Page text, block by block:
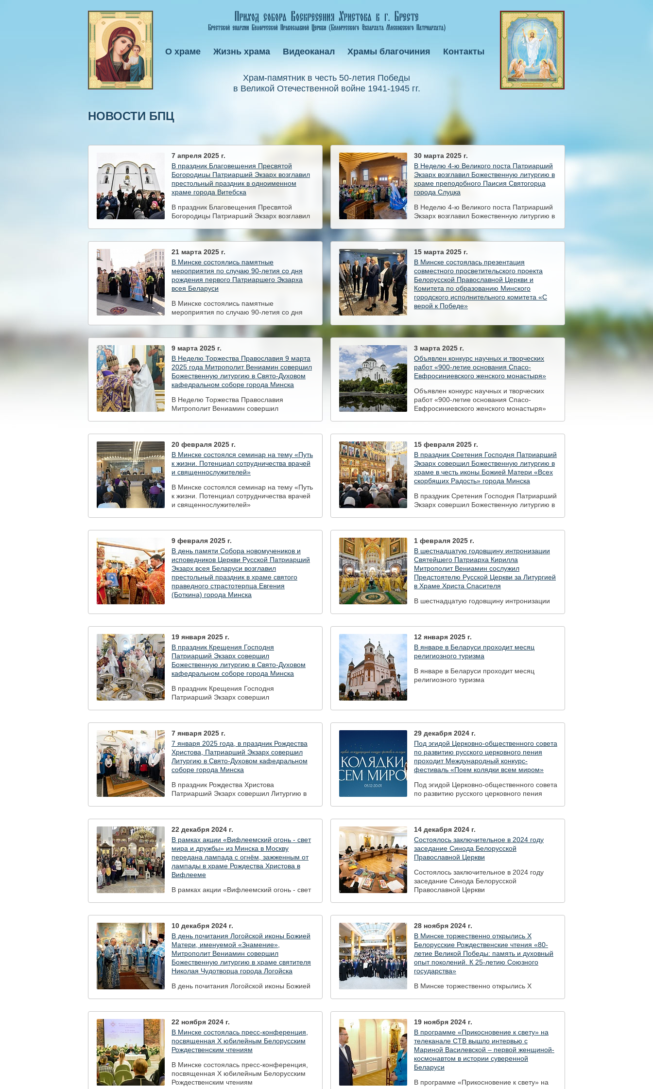
Xрам-памятник в честь 50-летия Победы
в Великой Отечественной войне 1941-1945 гг.
О храме Жизнь храма Видеоканал Храмы благочиния Контакты
НОВОСТИ БПЦ
7 апреля 2025 г.
В праздник Благовещения Пресвятой
Богородицы Патриарший Экзарх возглавил
престольный праздник в одноименном
храме города Витебска
В праздник Благовещения Пресвятой
Богородицы Патриарший Экзарх возглавил
30 марта 2025 г.
В Неделю 4-ю Великого поста Патриарший
Экзарх возглавил Божественную литургию в
храме преподобного Паисия Святогорца
города Слуцка
В Неделю 4-ю Великого поста Патриарший
Экзарх возглавил Божественную литургию в
города Слуцка
21 марта 2025 г.
В Минске состоялись памятные
мероприятия по случаю 90-летия со дня
рождения первого Патриаршего Экзарха
всея Беларуси
В Минске состоялись памятные
мероприятия по случаю 90-летия со дня
15 марта 2025 г.
В Минске состоялась презентация
совместного просветительского проекта
Белорусской Православной Церкви и
Комитета по образованию Минского
городского исполнительного комитета «С
верой к Победе»
совместного просветительского проекта
Белорусской Православной Церкви и
Комитета по образованию Минского
городского исполнительного комитета «С
верой к Победе»
9 марта 2025 г.
В Неделю Торжества Православия 9 марта
2025 года Митрополит Вениамин совершил
Божественную литургию в Свято-Духовом
кафедральном соборе города Минска
В Неделю Торжества Православия
Митрополит Вениамин совершил
3 марта 2025 г.
Объявлен конкурс научных и творческих
работ «900-летие основания Спасо-
Евфросиниевского женского монастыря»
Объявлен конкурс научных и творческих
работ «900-летие основания Спасо-
Евфросиниевского женского монастыря»
20 февраля 2025 г.
В Минске состоялся семинар на тему «Путь
к жизни. Потенциал сотрудничества врачей
и священнослужителей»
В Минске состоялся семинар на тему «Путь
к жизни. Потенциал сотрудничества врачей
и священнослужителей»
15 февраля 2025 г.
В праздник Сретения Господня Патриарший
Экзарх совершил Божественную литургию в
храме в честь иконы Божией Матери «Всех
скорбящих Радость» города Минска
В праздник Сретения Господня Патриарший
Экзарх совершил Божественную литургию в
9 февраля 2025 г.
В день памяти Собора новомучеников и
исповедников Церкви Русской Патриарший
Экзарх всея Беларуси возглавил
престольный праздник в храме святого
праведного страстотерпца Евгения
(Боткина) города Минска
Экзарх всея Беларуси возглавил
престольный праздник в храме святого
праведного страстотерпца Евгения
(Боткина) города Минска
1 февраля 2025 г.
В шестнадцатую годовщину интронизации
Святейшего Патриарха Кирилла
Митрополит Вениамин сослужил
Предстоятелю Русской Церкви за Литургией
в Храме Христа Спасителя
В шестнадцатую годовщину интронизации
Предстоятелю Русской Церкви за Литургией
в Храме Христа Спасителя
19 января 2025 г.
В праздник Крещения Господня
Патриарший Экзарх совершил
Божественную литургию в Свято-Духовом
кафедральном соборе города Минска
В праздник Крещения Господня
Патриарший Экзарх совершил
12 января 2025 г.
В январе в Беларуси проходит месяц
религиозного туризма
В январе в Беларуси проходит месяц
религиозного туризма
7 января 2025 г.
7 января 2025 года, в праздник Рождества
Христова, Патриарший Экзарх совершил
Литургию в Свято-Духовом кафедральном
соборе города Минска
В праздник Рождества Христова
Патриарший Экзарх совершил Литургию в
29 декабря 2024 г.
Под эгидой Церковно-общественного совета
по развитию русского церковного пения
проходит Международный конкурс-
фестиваль «Поем колядки всем миром»
Под эгидой Церковно-общественного совета
по развитию русского церковного пения
22 декабря 2024 г.
В рамках акции «Вифлеемский огонь - свет
мира и дружбы» из Минска в Москву
передана лампада с огнём, зажженным от
лампады в храме Рождества Христова в
Вифлееме
В рамках акции «Вифлеемский огонь - свет
лампады в храме Рождества Христова в
Вифлееме
14 декабря 2024 г.
Состоялось заключительное в 2024 году
заседание Синода Белорусской
Православной Церкви
Состоялось заключительное в 2024 году
заседание Синода Белорусской
Православной Церкви
10 декабря 2024 г.
В день почитания Логойской иконы Божией
Матери, именуемой «Знамение»,
Митрополит Вениамин совершил
Божественную литургию в храме святителя
Николая Чудотворца города Логойска
В день почитания Логойской иконы Божией
Божественную литургию в храме святителя
Николая Чудотворца города Логойска
28 ноября 2024 г.
В Минске торжественно открылись X
Белорусские Рождественские чтения «80-
летие Великой Победы: память и духовный
опыт поколений. К 25-летию Союзного
государства»
В Минске торжественно открылись X
опыт поколений. К 25-летию Союзного
государства»
22 ноября 2024 г.
В Минске состоялась пресс-конференция,
посвященная Х юбилейным Белорусским
Рождественским чтениям
В Минске состоялась пресс-конференция,
посвященная Х юбилейным Белорусским
Рождественским чтениям
19 ноября 2024 г.
В программе «Прикосновение к свету» на
телеканале СТВ вышло интервью с
Мариной Василевской – первой женщиной-
космонавтом в истории суверенной
Беларуси
В программе «Прикосновение к свету» на